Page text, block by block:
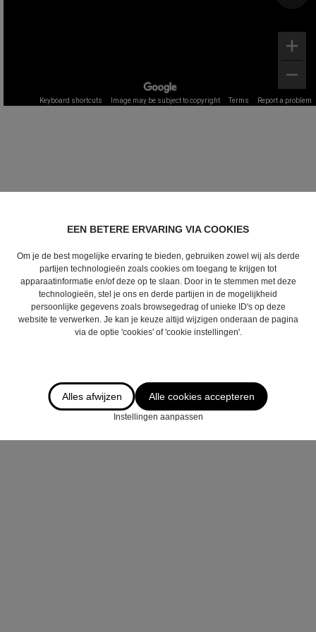
EEN BETERE ERVARING VIA COOKIES
Om je de best mogelijke ervaring te bieden, gebruiken zowel wij als derde
partijen technologieën zoals cookies om toegang te krijgen tot
apparaatinformatie en/of deze op te slaan. Door in te stemmen met deze
technologieën, stel je ons en derde partijen in de mogelijkheid
persoonlijke gegevens zoals browsegedrag of unieke ID's op deze
website te verwerken. Je kan je keuze altijd wijzigen onderaan de pagina
via de optie 'cookies' of 'cookie instellingen'.
Alles afwijzen Alle cookies accepteren
Instellingen aanpassen